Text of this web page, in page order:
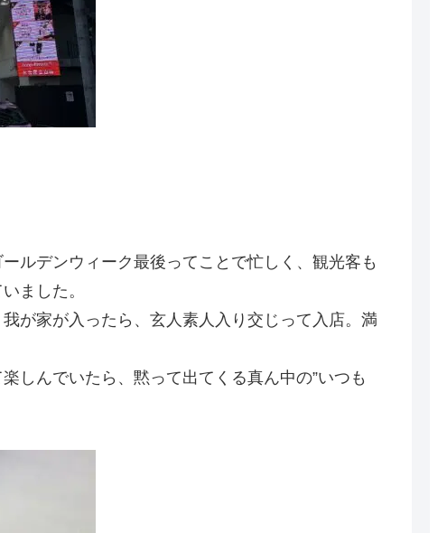
ルデンウィーク最後ってことで忙しく、観光客も
ました。
が家が入ったら、玄人素人入り交じって入店。満
しんでいたら、黙って出てくる真ん中の”いつも